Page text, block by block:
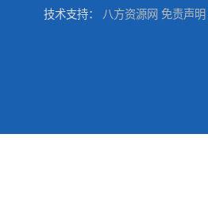
技术支持： 八方资源网 免责声明